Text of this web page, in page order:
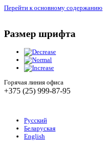
Перейти к основному содержанию
Размер шрифта
Горячая линия офиса
+375 (25) 999-87-95
Русский
Беларуская
English